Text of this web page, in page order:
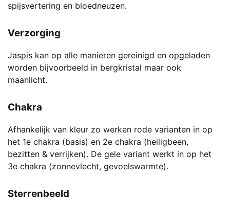
spijsvertering en bloedneuzen.
Verzorging
Jaspis kan op alle manieren gereinigd en opgeladen
worden bijvoorbeeld in bergkristal maar ook
maanlicht.
Chakra
Afhankelijk van kleur zo werken rode varianten in op
het 1e chakra (basis) en 2e chakra (heiligbeen,
bezitten & verrijken). De gele variant werkt in op het
3e chakra (zonnevlecht, gevoelswarmte).
Sterrenbeeld